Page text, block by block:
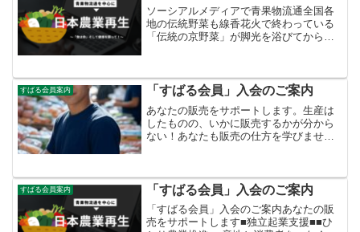
ソーシアルメディアで青果物流通全国各
地の伝統野菜も線香花火で終わっている
「伝統の京野菜」が脚光を浴びてから、
に元気がなくなっていま...
すばる会員案内 「すばる会員」入会のご案内
あなたの販売をサポートします。生産は
したものの、いかに販売するかが分から
ない！あなたも販売の仕方を学びません
すばる会員案内 「すばる会員」入会のご案内
「すばる会員」入会のご案内あなたの販
売をサポートします■独立起業支援■■ひ